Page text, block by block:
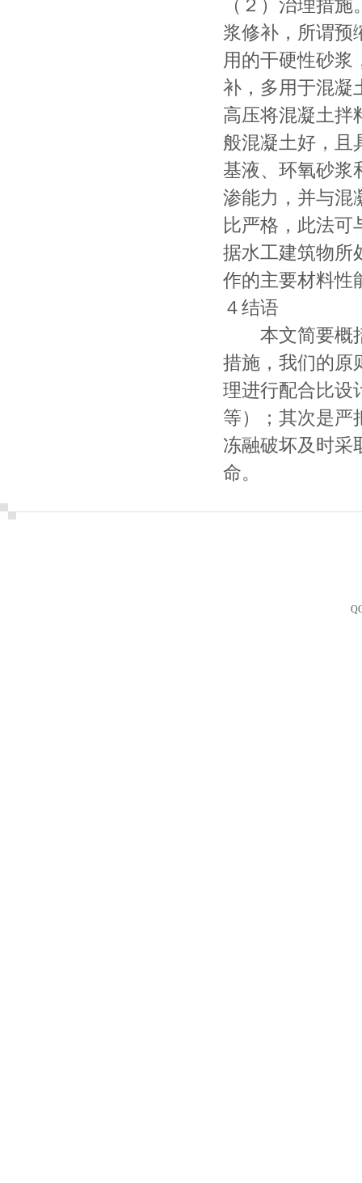
（２）治理措
浆修补，所谓预
用的干硬性砂
补，多用于混凝
高压将混凝土拌
般混凝土好，
基液、环氧砂浆
渗能力，并与混
比严格，此法
据水工建筑物所
作的主要材料性
４结语
本文简要概括
措施，我们的原
理进行配合比设
等）；其次是严
冻融破坏及时采
命。